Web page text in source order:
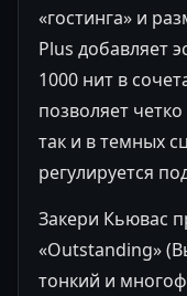
«гостинга» и
Plus добавляет
1000 нит в
позволяет
так и в темных
регулируется
Закери Кьювас
«Outstanding»
тонкий и